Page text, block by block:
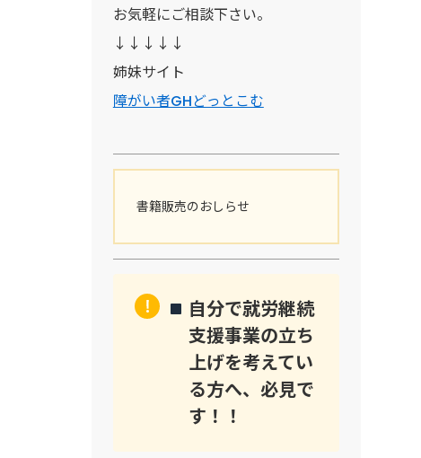
お気軽にご相談下さい。
↓↓↓↓↓
姉妹サイト
障がい者GHどっとこむ
書籍販売のおしらせ
自分で就労継続
支援事業の立ち
上げを考えてい
る方へ、必見で
す！！